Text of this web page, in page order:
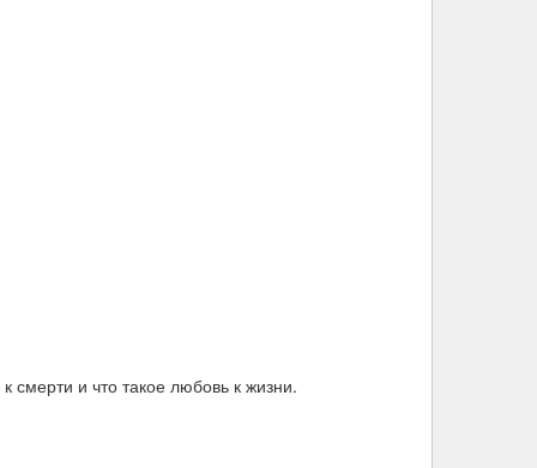
и что такое любовь к жизни.